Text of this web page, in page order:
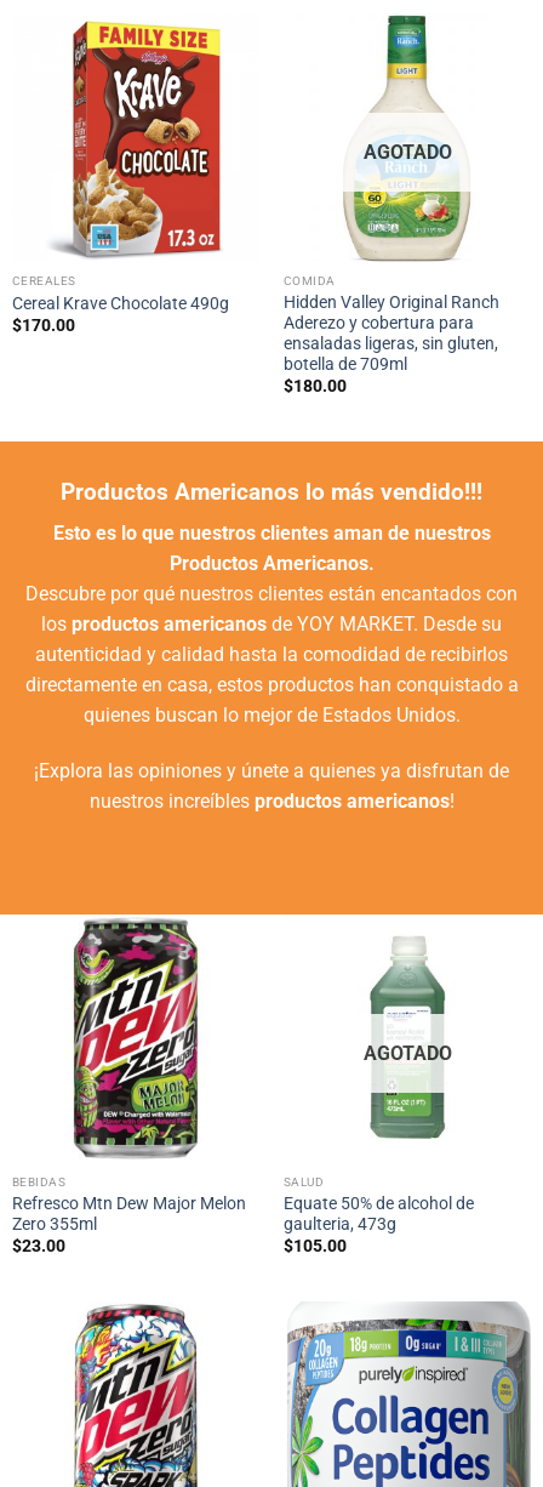
CEREALES
Cereal Krave Chocolate 490g
$170.00
AGOTADO
COMIDA
Hidden Valley Original Ranch
Aderezo y cobertura para
ensaladas ligeras, sin gluten,
botella de 709ml
$180.00
Productos Americanos lo más vendido!!!
Esto es lo que nuestros clientes aman de nuestros
Productos Americanos.
Descubre por qué nuestros clientes están encantados con
los productos americanos de YOY MARKET. Desde su
autenticidad y calidad hasta la comodidad de recibirlos
directamente en casa, estos productos han conquistado a
quienes buscan lo mejor de Estados Unidos.
¡Explora las opiniones y únete a quienes ya disfrutan de
nuestros increíbles productos americanos!
BEBIDAS
Refresco Mtn Dew Major Melon
Zero 355ml
$23.00
AGOTADO
SALUD
Equate 50% de alcohol de
gaulteria, 473g
$105.00